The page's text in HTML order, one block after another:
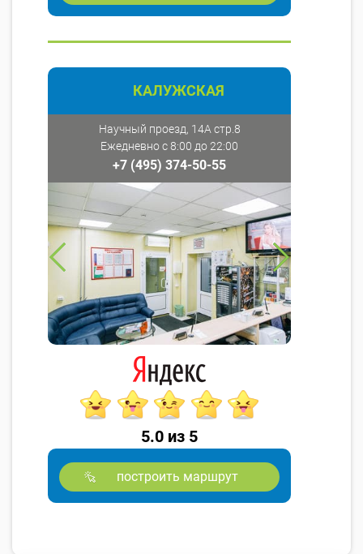
КАЛУЖСКАЯ
Научный проезд, 14А стр.8
Ежедневно с 8:00 до 22:00
+7 (495) 374-50-55
5.0 из 5
построить маршрут